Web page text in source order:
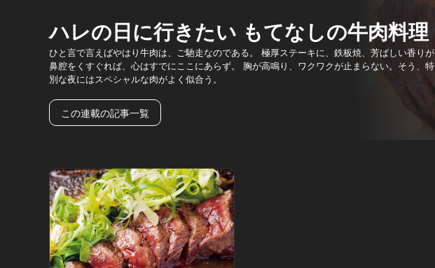
ハレの日に行きたい もてなしの牛肉料理
ひと言で言えばやはり牛肉は、ご馳走なのである。 極厚ステーキに、鉄板焼、芳ばしい香りが
鼻腔をくすぐれば、心はすでにここにあらず。 胸が高鳴り、ワクワクが止まらない。そう、特
別な夜にはスペシャルな肉がよく似合う。
この連載の記事一覧